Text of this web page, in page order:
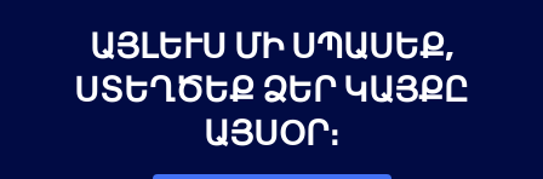
ԱՅԼԵՒՍ ՄԻ ՍՊԱՍԵՔ, Ս
ՏԵՂԾԵՔ ՁԵՐ ԿԱՅՔԸ Ա
ՅՍՕՐ։